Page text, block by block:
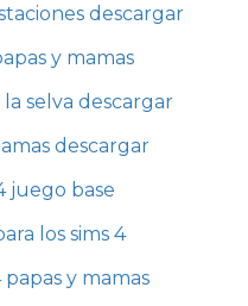
descargar
y mamas
la selva descargar
descargar
juego base
los sims 4
y mamas